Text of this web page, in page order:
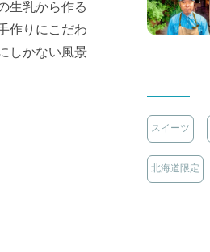
生乳から作る
作りにこだわ
しかない風景
スイーツ
北海道限定